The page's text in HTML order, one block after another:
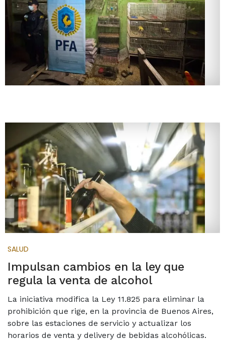
SALUD
Impulsan cambios en la ley que
regula la venta de alcohol
La iniciativa modifica la Ley 11.825 para eliminar la
prohibición que rige, en la provincia de Buenos Aires,
sobre las estaciones de servicio y actualizar los
horarios de venta y delivery de bebidas alcohólicas.